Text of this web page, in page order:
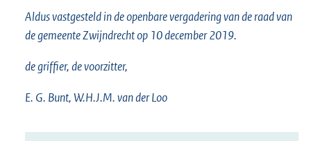
Aldus vastgesteld in de openbare vergadering van de raad van
de gemeente Zwijndrecht op 10 december 2019.
de griffier, de voorzitter,
E. G. Bunt, W.H.J.M. van der Loo